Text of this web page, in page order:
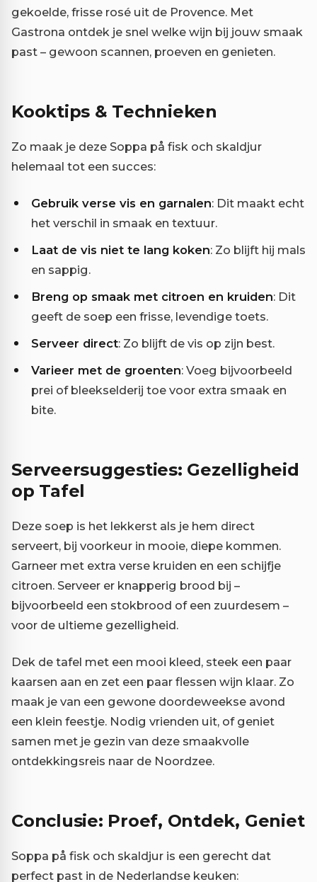
gekoelde, frisse rosé uit de Provence. Met
Gastrona ontdek je snel welke wijn bij jouw smaak
past – gewoon scannen, proeven en genieten.
Kooktips & Technieken
Zo maak je deze Soppa på fisk och skaldjur
helemaal tot een succes:
Gebruik verse vis en garnalen: Dit maakt echt
het verschil in smaak en textuur.
Laat de vis niet te lang koken: Zo blijft hij mals
en sappig.
Breng op smaak met citroen en kruiden: Dit
geeft de soep een frisse, levendige toets.
Serveer direct: Zo blijft de vis op zijn best.
Varieer met de groenten: Voeg bijvoorbeeld
prei of bleekselderij toe voor extra smaak en
bite.
Serveersuggesties: Gezelligheid
op Tafel
Deze soep is het lekkerst als je hem direct
serveert, bij voorkeur in mooie, diepe kommen.
Garneer met extra verse kruiden en een schijfje
citroen. Serveer er knapperig brood bij –
bijvoorbeeld een stokbrood of een zuurdesem –
voor de ultieme gezelligheid.
Dek de tafel met een mooi kleed, steek een paar
kaarsen aan en zet een paar flessen wijn klaar. Zo
maak je van een gewone doordeweekse avond
een klein feestje. Nodig vrienden uit, of geniet
samen met je gezin van deze smaakvolle
ontdekkingsreis naar de Noordzee.
Conclusie: Proef, Ontdek, Geniet
Soppa på fisk och skaldjur is een gerecht dat
perfect past in de Nederlandse keuken: